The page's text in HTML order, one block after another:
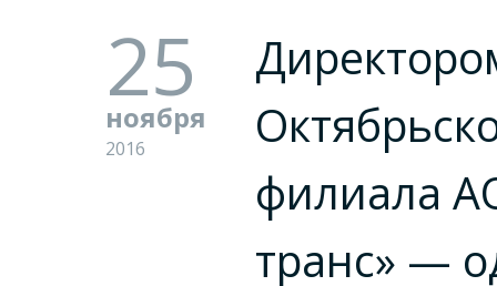
25
ноября
2016
филиала
транс» —